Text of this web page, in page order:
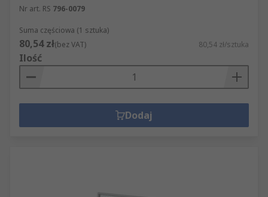
Nr art. RS 796-0079
Suma częściowa (1 sztuka)
80,54 zł(bez VAT) 80,54 zł/sztuka
Ilość
Dodaj